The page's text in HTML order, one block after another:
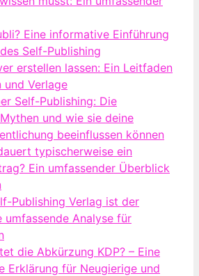
Eine informative Einführung
Self-Publishing
erstellen lassen: Ein Leitfaden
Verlage
Self-Publishing: Die
und wie sie deine
beeinflussen können
typischerweise ein
Ein umfassender Überblick
Publishing Verlag ist der
umfassende Analyse für
die Abkürzung KDP? – Eine
Erklärung für Neugierige und